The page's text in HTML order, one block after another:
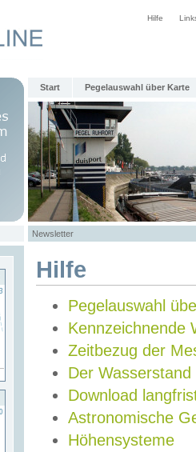
Hilfe
Start Pegelauswahl über Karte
Newsletter
Hilfe
Pegelauswahl
Kennzeichnende
Zeitbezug der
Der Wasserstand
Download
Astronomische
Höhensysteme